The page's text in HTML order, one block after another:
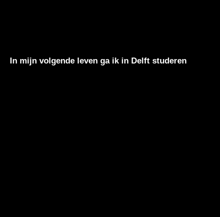
In mijn volgende leven ga ik in Delft studeren